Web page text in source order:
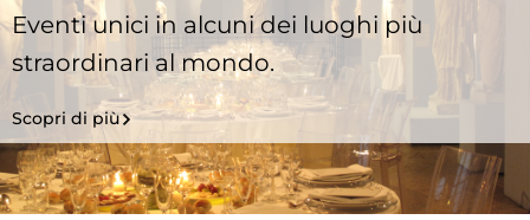
Eventi unici in alcuni dei luoghi più
straordinari al mondo.
Scopri di più